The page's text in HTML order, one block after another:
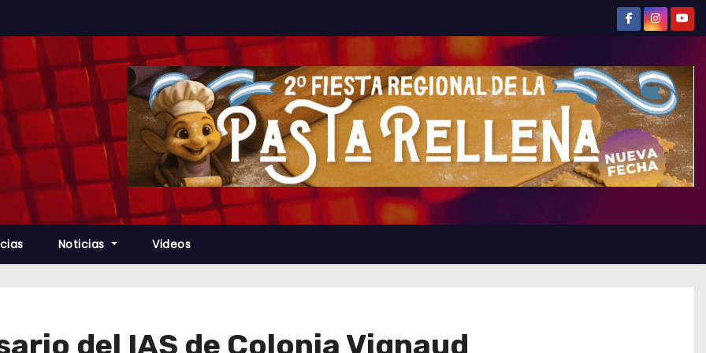
Noticias Videos
del IAS de Colonia Vignaud